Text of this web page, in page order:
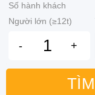
Số hành khách
Người lớn (≥12t)
- +